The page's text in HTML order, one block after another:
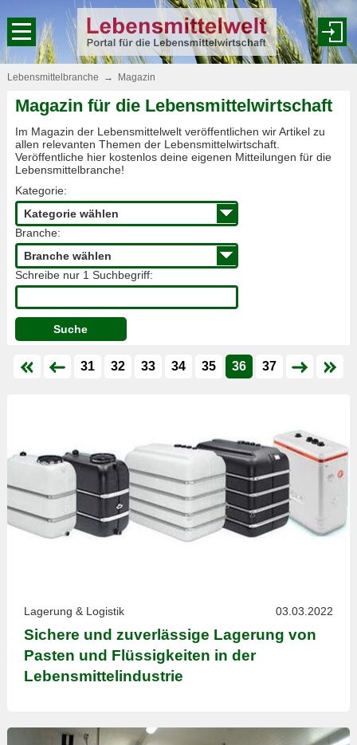
Lebensmittelbranche → Magazin
Magazin für die Lebensmittelwirtschaft
Im Magazin der Lebensmittelwelt veröffentlichen wir Artikel zu
allen relevanten Themen der Lebensmittelwirtschaft.
Veröffentliche hier kostenlos deine eigenen Mitteilungen für die
Lebensmittelbranche!
Kategorie:
Branche:
Schreibe nur 1 Suchbegriff:
Suche
31 32 33 34 35 36 37
Lagerung & Logistik 03.03.2022
Sichere und zuverlässige Lagerung von
Pasten und Flüssigkeiten in der
Lebensmittelindustrie